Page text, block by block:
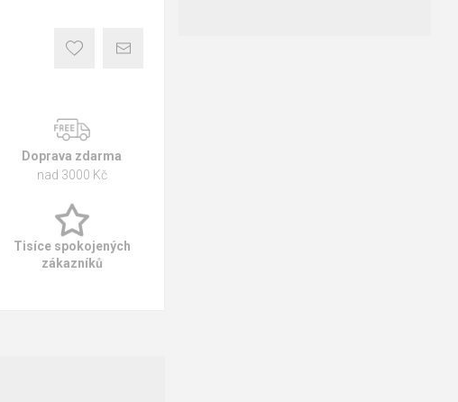
Doprava zdarma
nad 3000 Kč
Tisíce spokojených
zákazníků